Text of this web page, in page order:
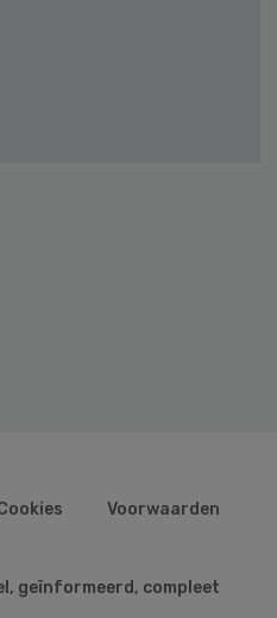
Voorwaarden
geïnformeerd, compleet